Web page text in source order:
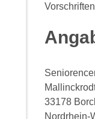
33178
Nordrhein-